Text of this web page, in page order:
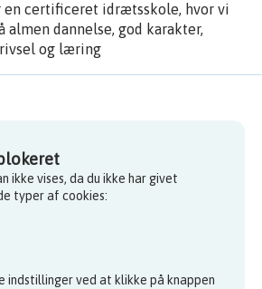
en certificeret idrætsskole, hvor vi
dannelse, god karakter,
og læring
ikke vises, da du ikke har givet
typer af cookies:
indstillinger ved at klikke på knappen